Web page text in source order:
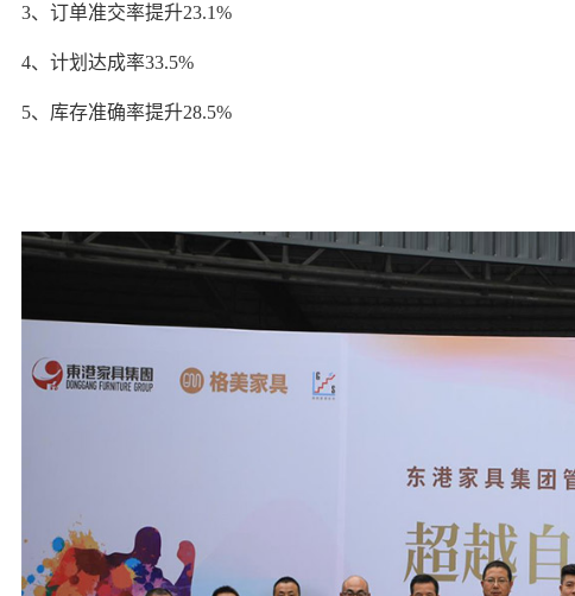
3、订单准交率提升23.1%
4、计划达成率33.5%
5、库存准确率提升28.5%